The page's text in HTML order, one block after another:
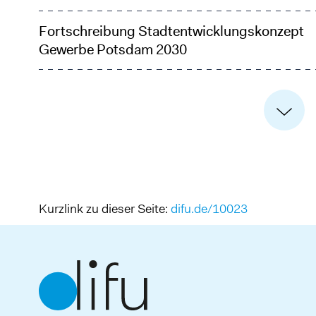
Fortschreibung Stadtentwicklungskonzept
Gewerbe Potsdam 2030
Kurzlink zu dieser Seite: difu.de/10023